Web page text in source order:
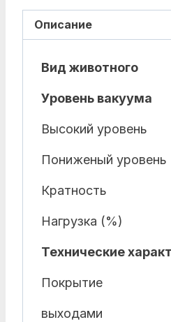
Описание
Вид животного
Уровень вакуума
Высокий уровень
Пониженый уровень
Кратность
Нагрузка (%)
Технические
Покрытие
выходами